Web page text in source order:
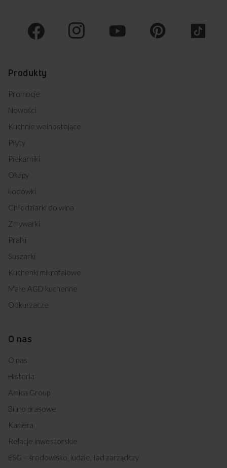
Produkty
Promocje
Nowości
Kuchnie wolnostojące
Płyty
Piekarniki
Okapy
Lodówki
Chłodziarki do wina
Zmywarki
Pralki
Suszarki
Kuchenki mikrofalowe
Małe AGD kuchenne
Odkurzacze
O nas
O nas
Historia
Amica Group
Biuro prasowe
Kariera
Relacje inwestorskie
ESG – środowisko, ludzie, ład zarządczy